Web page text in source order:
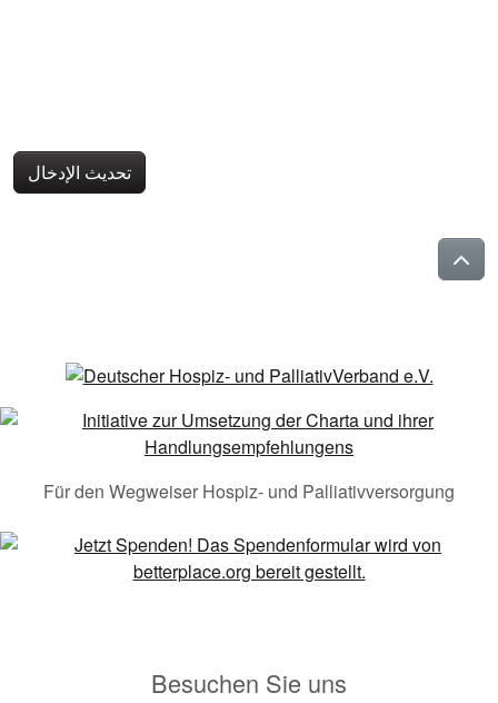
تحديث الإدخال
Für den Wegweiser Hospiz- und Palliativversorgung
Besuchen Sie uns